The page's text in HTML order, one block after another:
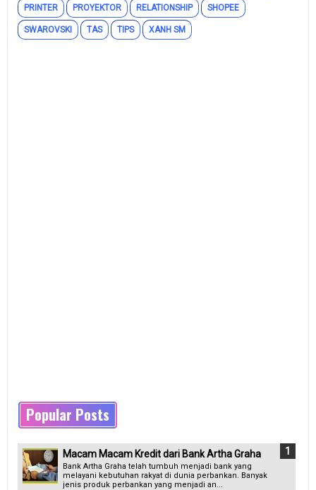
PRINTER PROYEKTOR RELATIONSHIP SHOPEE
SWAROVSKI TAS TIPS XANH SM
Popular Posts
Macam Macam Kredit dari Bank Artha Graha
Bank Artha Graha telah tumbuh menjadi bank yang
melayani kebutuhan rakyat di dunia perbankan. Banyak
jenis produk perbankan yang menjadi an...